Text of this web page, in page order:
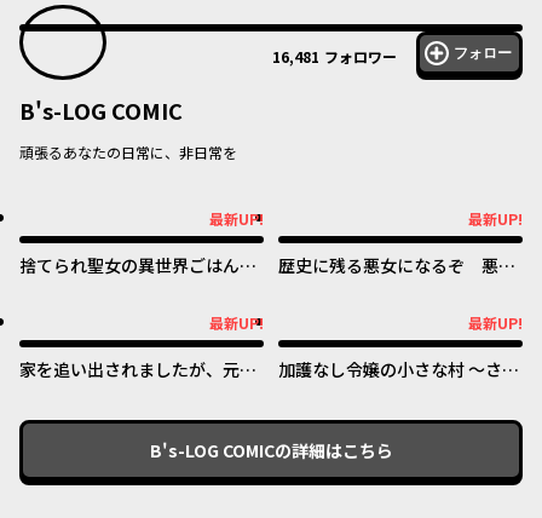
16,481 フォロワー フォロー
B's-LOG COMIC
頑張るあなたの日常に、非日常を
最新UP!
捨てられ聖女の異世界ごはん
最新UP!
歴史に残る悪女になるぞ 悪役
最新UP!
家を追い出されましたが、元気
法と前世知識で快適便利なセカ
最新UP!
加護なし令嬢の小さな村 ～さ
～
B's-LOG COMICの詳細はこちら